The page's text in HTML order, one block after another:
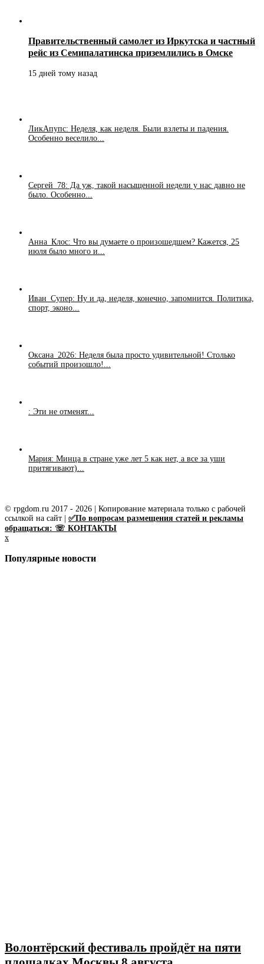
Правительственный самолет из Иркутска и частный
рейс из Семипалатинска приземлились в Омске
15 дней тому назад
ЛикАпупс: Неделя, как неделя. Были взлеты и падения.
Особенно веселило...
Сергей_78: Да уж, такой насыщенной недели у нас давно не
было. Особенно...
Анна_Клос: Что вы думаете о произошедшем? Кажется, 25
июля было много и...
Иван_Супер: Ну и да, неделя, конечно, запомнится. Политика,
спорт, эконо...
Оксана_2026: Неделя была просто удивительной! Столько
событий произошло!...
: Эти не отменят...
Мария: Минца в стране уже лет 5 как нет, а все за уши
притягивают)...
© rpgdom.ru 2017 - 2026 | Копирование материала только с рабочей
ссылкой на сайт | ✅По вопросам размещения статей и рекламы
обращаться: ☏ КОНТАКТЫ
x
Популярные новости
Волонтёрский фестиваль пройдёт на пяти